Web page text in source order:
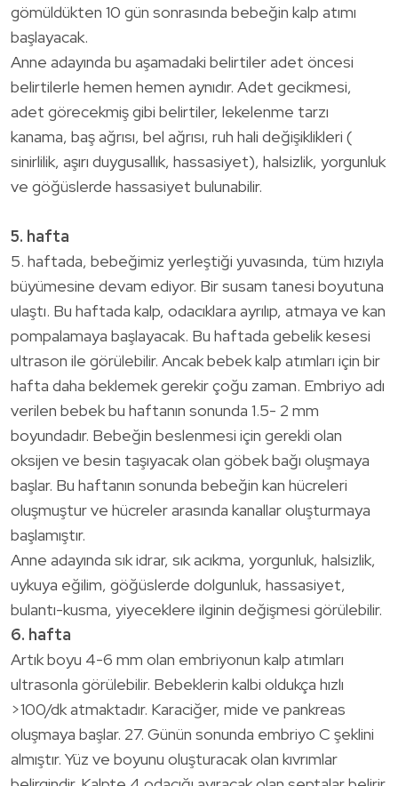
gömüldükten 10 gün sonrasında bebeğin kalp atımı
başlayacak.
Anne adayında bu aşamadaki belirtiler adet öncesi
belirtilerle hemen hemen aynıdır. Adet gecikmesi,
adet görecekmiş gibi belirtiler, lekelenme tarzı
kanama, baş ağrısı, bel ağrısı, ruh hali değişiklikleri (
sinirlilik, aşırı duygusallık, hassasiyet), halsizlik, yorgunluk
ve göğüslerde hassasiyet bulunabilir.
5. hafta
5. haftada, bebeğimiz yerleştiği yuvasında, tüm hızıyla
büyümesine devam ediyor. Bir susam tanesi boyutuna
ulaştı. Bu haftada kalp, odacıklara ayrılıp, atmaya ve kan
pompalamaya başlayacak. Bu haftada gebelik kesesi
ultrason ile görülebilir. Ancak bebek kalp atımları için bir
hafta daha beklemek gerekir çoğu zaman. Embriyo adı
verilen bebek bu haftanın sonunda 1.5- 2 mm
boyundadır. Bebeğin beslenmesi için gerekli olan
oksijen ve besin taşıyacak olan göbek bağı oluşmaya
başlar. Bu haftanın sonunda bebeğin kan hücreleri
oluşmuştur ve hücreler arasında kanallar oluşturmaya
başlamıştır.
Anne adayında sık idrar, sık acıkma, yorgunluk, halsizlik,
uykuya eğilim, göğüslerde dolgunluk, hassasiyet,
bulantı-kusma, yiyeceklere ilginin değişmesi görülebilir.
6. hafta
Artık boyu 4-6 mm olan embriyonun kalp atımları
ultrasonla görülebilir. Bebeklerin kalbi oldukça hızlı
>100/dk atmaktadır. Karaciğer, mide ve pankreas
oluşmaya başlar. 27. Günün sonunda embriyo C şeklini
almıştır. Yüz ve boyunu oluşturacak olan kıvrımlar